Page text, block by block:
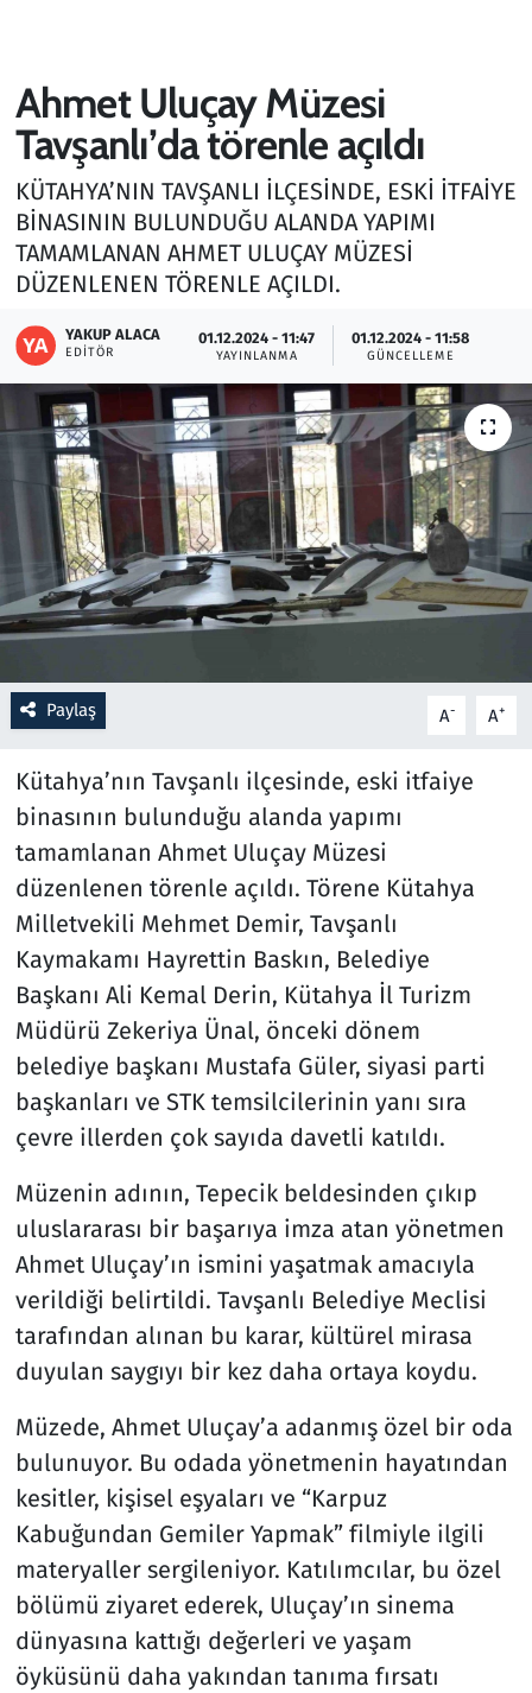
Ahmet Uluçay Müzesi
Tavşanlı’da törenle açıldı
KÜTAHYA’NIN TAVŞANLI İLÇESİNDE, ESKİ İTFAİYE
BİNASININ BULUNDUĞU ALANDA YAPIMI
TAMAMLANAN AHMET ULUÇAY MÜZESİ
DÜZENLENEN TÖRENLE AÇILDI.
YAKUP ALACA
EDITÖR
01.12.2024 - 11:47
YAYINLANMA
01.12.2024 - 11:58
GÜNCELLEME
Paylaş A- A+
Kütahya’nın Tavşanlı ilçesinde, eski itfaiye
binasının bulunduğu alanda yapımı
tamamlanan Ahmet Uluçay Müzesi
düzenlenen törenle açıldı. Törene Kütahya
Milletvekili Mehmet Demir, Tavşanlı
Kaymakamı Hayrettin Baskın, Belediye
Başkanı Ali Kemal Derin, Kütahya İl Turizm
Müdürü Zekeriya Ünal, önceki dönem
belediye başkanı Mustafa Güler, siyasi parti
başkanları ve STK temsilcilerinin yanı sıra
çevre illerden çok sayıda davetli katıldı.
Müzenin adının, Tepecik beldesinden çıkıp
uluslararası bir başarıya imza atan yönetmen
Ahmet Uluçay’ın ismini yaşatmak amacıyla
verildiği belirtildi. Tavşanlı Belediye Meclisi
tarafından alınan bu karar, kültürel mirasa
duyulan saygıyı bir kez daha ortaya koydu.
Müzede, Ahmet Uluçay’a adanmış özel bir oda
bulunuyor. Bu odada yönetmenin hayatından
kesitler, kişisel eşyaları ve “Karpuz
Kabuğundan Gemiler Yapmak” filmiyle ilgili
materyaller sergileniyor. Katılımcılar, bu özel
bölümü ziyaret ederek, Uluçay’ın sinema
dünyasına kattığı değerleri ve yaşam
öyküsünü daha yakından tanıma fırsatı
Haber
Kültür Sanat
Kurumsal Haberler
Lezzet Durağı
Memur ve Kamu
Otomobil
Oyun
Ramazan
Resmi İlanlar
Sağlık
Savunma Sanayi
Seçim 2023
Spor
Teknoloji ve Bilim
Televizyon